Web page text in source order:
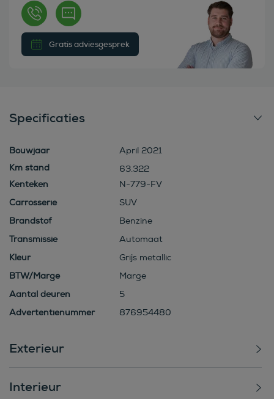
Gratis adviesgesprek
Specificaties
Bouwjaar
April 2021
63.322
Kenteken
N-779-FV
Carrosserie
SUV
Brandstof
Benzine
Transmissie
Automaat
Kleur
Grijs metallic
BTW/Marge
Marge
Aantal deuren
5
Advertentienummer
876954480
Exterieur
Interieur